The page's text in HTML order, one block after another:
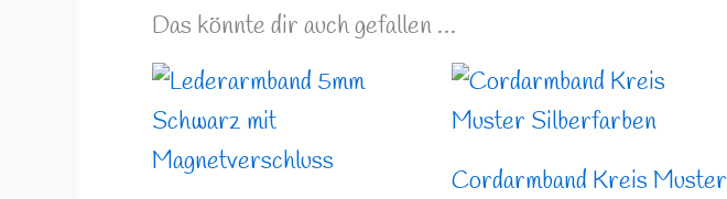
Das könnte dir auch gefallen …
Cordarmband Kreis Muster